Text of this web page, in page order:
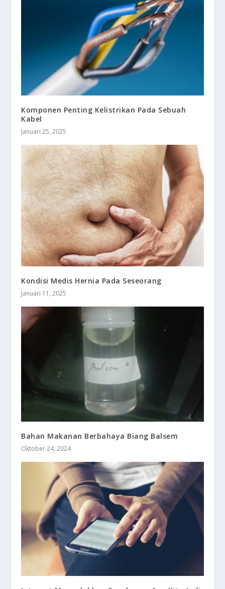
Komponen Penting Kelistrikan Pada Sebuah
Kabel
Januari 25, 2025
Kondisi Medis Hernia Pada Seseorang
Januari 11, 2025
Bahan Makanan Berbahaya Biang Balsem
Oktober 24, 2024